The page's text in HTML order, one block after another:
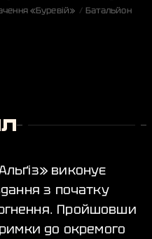
«Буревій»
Батальйон
виконує
з початку
Пройшовши
до окремого